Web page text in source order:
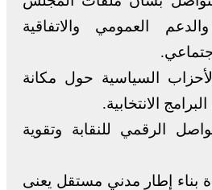
العمومي والاتفاقية
السياسية حول مكانة
الانتخابية.
الرقمي للنقابة وتقوية
بناء إطار مدني مستقل يعنى